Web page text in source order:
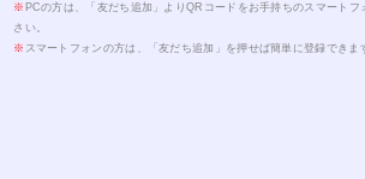
※ PCの方は、「友だち追加」よりQRコードをお手持ちのスマート
さい。
※ スマートフォンの方は、「友だち追加」を押せば簡単に登録できま